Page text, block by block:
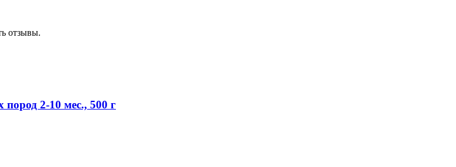
отзывы.
2-10 мес., 500 г